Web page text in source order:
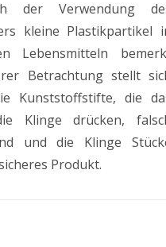
der Verwendung
kleine Plastikpartikel
Lebensmitteln
Betrachtung stellt
Kunststoffstifte, die
Klinge drücken,
und die Klinge
Produkt.